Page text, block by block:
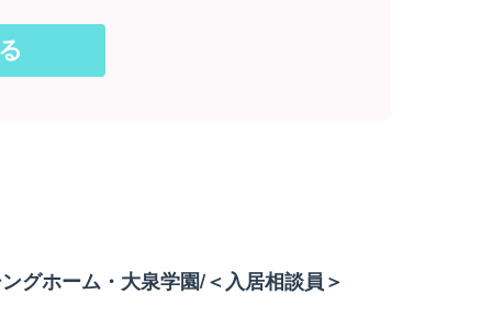
グホーム・大泉学園/＜入居相談員＞